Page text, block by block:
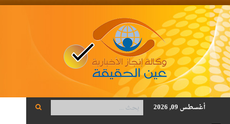
أغسطس 09, 2026